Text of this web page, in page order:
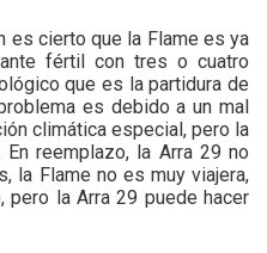
es cierto que la Flame es ya
fértil con tres o cuatro
que es la partidura de
es debido a un mal
climática especial, pero la
reemplazo, la Arra 29 no
la Flame no es muy viajera,
pero la Arra 29 puede hacer